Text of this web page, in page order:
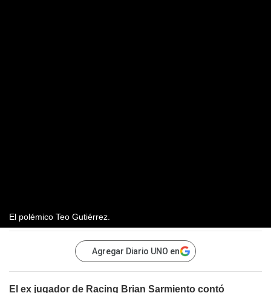
El polémico Teo Gutiérrez.
Agregar Diario UNO en
El ex jugador de Racing Brian Sarmiento contó